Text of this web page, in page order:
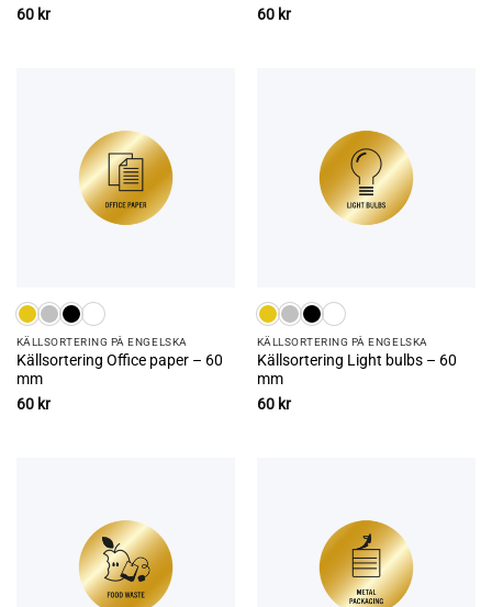
60 kr
60 kr
KÄLLSORTERING PÅ ENGELSKA
Källsortering Office paper – 60
mm
60 kr
KÄLLSORTERING PÅ ENGELSKA
Källsortering Light bulbs – 60
mm
60 kr